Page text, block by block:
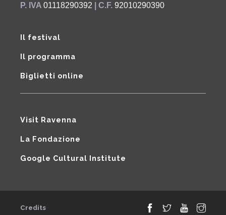
P. IVA 01118290392 | C.F. 92010290390
Il festival
Il programma
Biglietti online
Visit Ravenna
La Fondazione
Google Cultural Institute
Credits